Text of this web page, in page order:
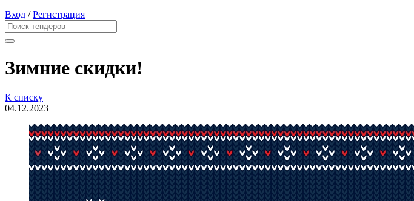
Вход /Регистрация
Зимние скидки!
К списку
04.12.2023